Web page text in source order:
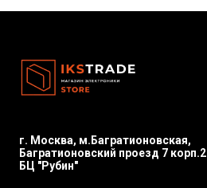
г. Москва, м.Багратионовская,
Багратионовский проезд 7 корп.2
БЦ "Рубин"